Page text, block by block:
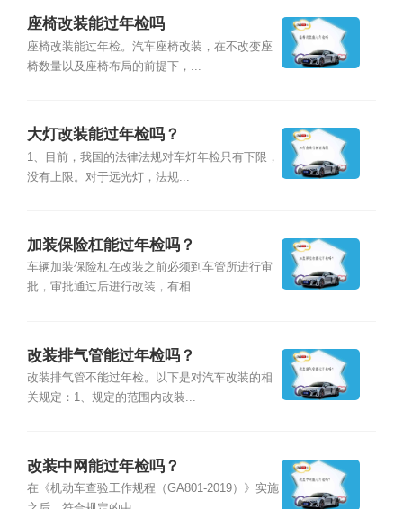
座椅改装能过年检吗
座椅改装能过年检。汽车座椅改装，在不改变座
椅数量以及座椅布局的前提下，...
大灯改装能过年检吗？
1、目前，我国的法律法规对车灯年检只有下限，
没有上限。对于远光灯，法规...
加装保险杠能过年检吗？
车辆加装保险杠在改装之前必须到车管所进行审
批，审批通过后进行改装，有相...
改装排气管能过年检吗？
改装排气管不能过年检。以下是对汽车改装的相
关规定：1、规定的范围内改装...
改装中网能过年检吗？
在《机动车查验工作规程（GA801-2019）》实施